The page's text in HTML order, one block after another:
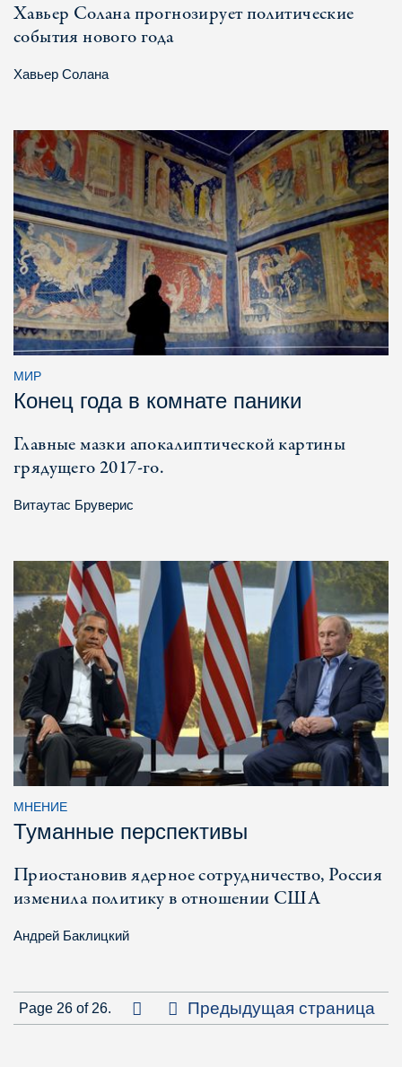
Хавьер Солана прогнозирует политические
события нового года
Хавьер Солана
МИР
Конец года в комнате паники
Главные мазки апокалиптической картины
грядущего 2017-го.
Витаутас Бруверис
МНЕНИЕ
Туманные перспективы
Приостановив ядерное сотрудничество, Россия
изменила политику в отношении США
Андрей Баклицкий
Page 26 of 26. Первая страница
Предыдущая страница